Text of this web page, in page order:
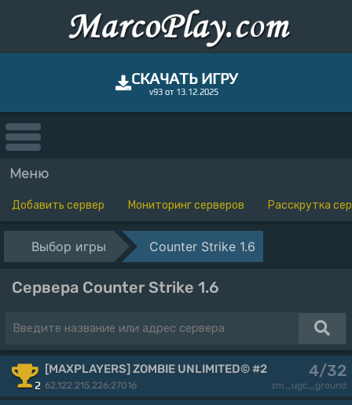
СКАЧАТЬ ИГРУ
v93 от 13.12.2025
Меню
Добавить сервер Мониторинг серверов Расскрутка
Выбор игры Counter Strike 1.6
Сервера Counter Strike 1.6
2
[MAXPLAYERS] ZOMBIE UNLIMITED© #2
62.122.215.226:27016
4/32
zm_ugc_ground